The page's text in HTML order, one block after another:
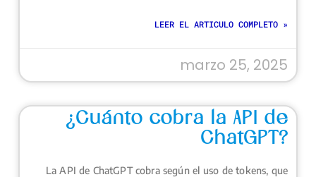
LEER EL ARTICULO COMPLETO »
marzo 25, 2025
¿Cuánto cobra la API de
ChatGPT?
La API de ChatGPT cobra según el uso de tokens, que